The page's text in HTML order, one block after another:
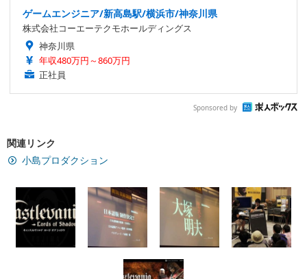
ゲームエンジニア/新高島駅/横浜市/神奈川県
株式会社コーエーテクモホールディングス
神奈川県
年収480万円～860万円
正社員
Sponsored by
関連リンク
小島プロダクション